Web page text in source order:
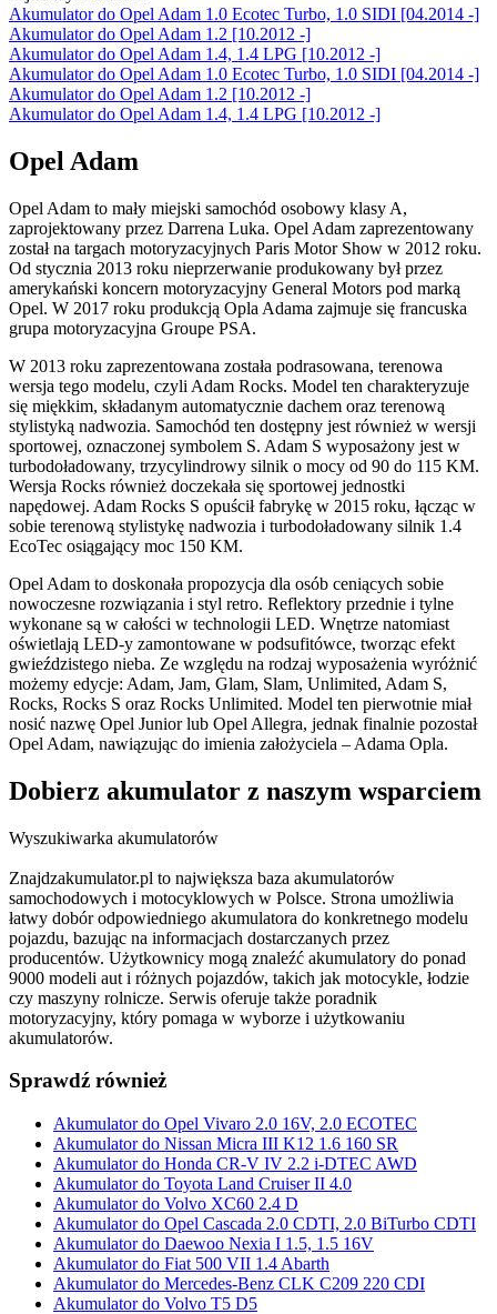
Akumulator do Opel Adam 1.0 Ecotec Turbo, 1.0 SIDI [04.2014 -]
Akumulator do Opel Adam 1.2 [10.2012 -]
Akumulator do Opel Adam 1.4, 1.4 LPG [10.2012 -]
Akumulator do Opel Adam 1.0 Ecotec Turbo, 1.0 SIDI [04.2014 -]
Akumulator do Opel Adam 1.2 [10.2012 -]
Akumulator do Opel Adam 1.4, 1.4 LPG [10.2012 -]
Opel Adam
Opel Adam to mały miejski samochód osobowy klasy A,
zaprojektowany przez Darrena Luka. Opel Adam zaprezentowany
został na targach motoryzacyjnych Paris Motor Show w 2012 roku.
Od stycznia 2013 roku nieprzerwanie produkowany był przez
amerykański koncern motoryzacyjny General Motors pod marką
Opel. W 2017 roku produkcją Opla Adama zajmuje się francuska
grupa motoryzacyjna Groupe PSA.
W 2013 roku zaprezentowana została podrasowana, terenowa
wersja tego modelu, czyli Adam Rocks. Model ten charakteryzuje
się miękkim, składanym automatycznie dachem oraz terenową
stylistyką nadwozia. Samochód ten dostępny jest również w wersji
sportowej, oznaczonej symbolem S. Adam S wyposażony jest w
turbodoładowany, trzycylindrowy silnik o mocy od 90 do 115 KM.
Wersja Rocks również doczekała się sportowej jednostki
napędowej. Adam Rocks S opuścił fabrykę w 2015 roku, łącząc w
sobie terenową stylistykę nadwozia i turbodoładowany silnik 1.4
EcoTec osiągający moc 150 KM.
Opel Adam to doskonała propozycja dla osób ceniących sobie
nowoczesne rozwiązania i styl retro. Reflektory przednie i tylne
wykonane są w całości w technologii LED. Wnętrze natomiast
oświetlają LED-y zamontowane w podsufitówce, tworząc efekt
gwieździstego nieba. Ze względu na rodzaj wyposażenia wyróżnić
możemy edycje: Adam, Jam, Glam, Slam, Unlimited, Adam S,
Rocks, Rocks S oraz Rocks Unlimited. Model ten pierwotnie miał
nosić nazwę Opel Junior lub Opel Allegra, jednak finalnie pozostał
Opel Adam, nawiązując do imienia założyciela – Adama Opla.
Dobierz akumulator z naszym wsparciem
Wyszukiwarka akumulatorów
Znajdzakumulator.pl to największa baza akumulatorów
samochodowych i motocyklowych w Polsce. Strona umożliwia
łatwy dobór odpowiedniego akumulatora do konkretnego modelu
pojazdu, bazując na informacjach dostarczanych przez
producentów. Użytkownicy mogą znaleźć akumulatory do ponad
9000 modeli aut i różnych pojazdów, takich jak motocykle, łodzie
czy maszyny rolnicze. Serwis oferuje także poradnik
motoryzacyjny, który pomaga w wyborze i użytkowaniu
akumulatorów.
Sprawdź również
Akumulator do Opel Vivaro 2.0 16V, 2.0 ECOTEC
Akumulator do Nissan Micra III K12 1.6 160 SR
Akumulator do Honda CR-V IV 2.2 i-DTEC AWD
Akumulator do Toyota Land Cruiser II 4.0
Akumulator do Volvo XC60 2.4 D
Akumulator do Opel Cascada 2.0 CDTI, 2.0 BiTurbo CDTI
Akumulator do Daewoo Nexia I 1.5, 1.5 16V
Akumulator do Fiat 500 VII 1.4 Abarth
Akumulator do Mercedes-Benz CLK C209 220 CDI
Akumulator do Volvo T5 D5